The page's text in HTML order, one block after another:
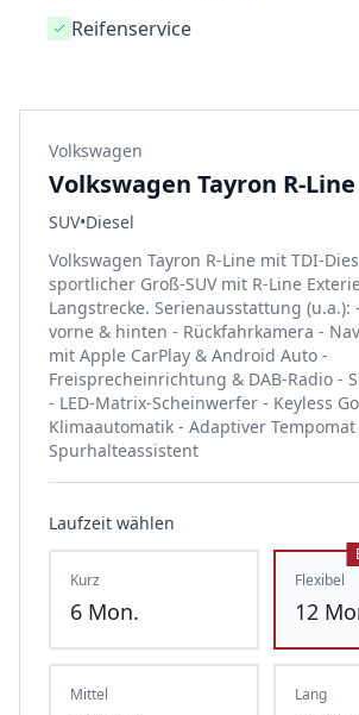
Reifenservice
Volkswagen
Volkswagen Tayron R-
SUV•Diesel
Volkswagen Tayron R-Line mit TDI-
sportlicher Groß-SUV mit R-Line
Langstrecke. Serienausstattung
vorne & hinten - Rückfahrkamera -
mit Apple CarPlay & Android Auto -
Freisprecheinrichtung & DAB-Radio -
- LED-Matrix-Scheinwerfer - Keyless
Klimaautomatik - Adaptiver Tempomat
Spurhalteassistent
Laufzeit wählen
Kurz
6 Mon.
Flexibel
12
Mittel Lang